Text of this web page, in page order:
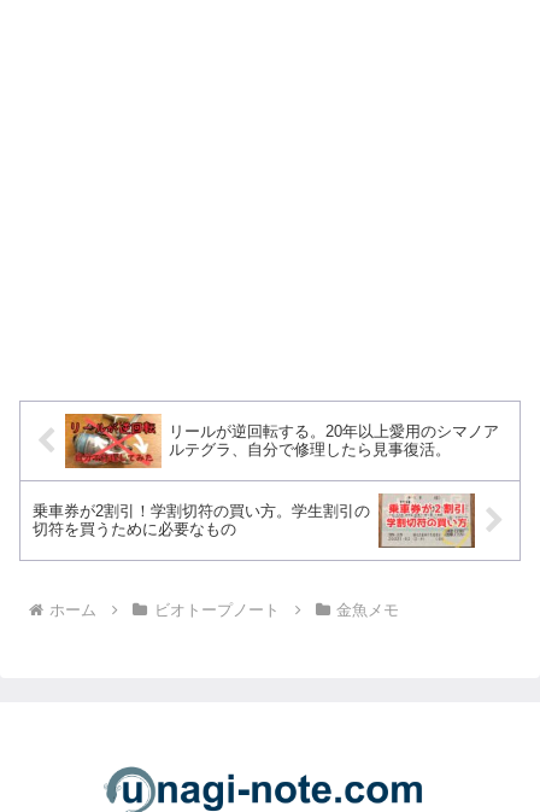
リールが逆回転する。20年以上愛用のシマノア
ルテグラ、自分で修理したら見事復活。
乗車券が2割引！学割切符の買い方。学生割引の
切符を買うために必要なもの
ホーム ビオトープノート 金魚メモ